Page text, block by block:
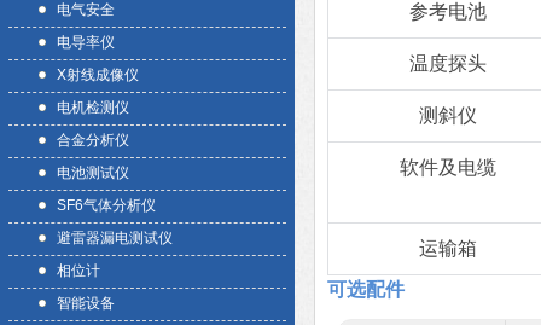
电气安全
电导率仪
X射线成像仪
电机检测仪
合金分析仪
电池测试仪
SF6气体分析仪
避雷器漏电测试仪
相位计
智能设备
参考电池
温度探头
测斜仪
软件及电缆
运输箱
可选配件